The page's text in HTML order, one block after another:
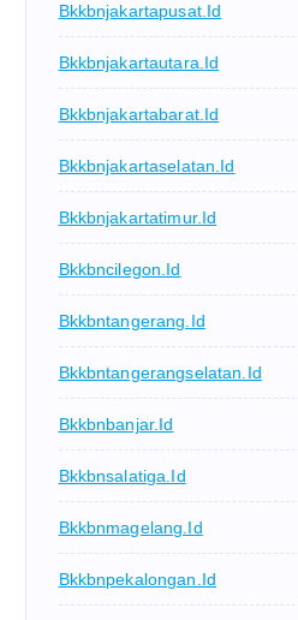
Bkkbnjakartapusat.id
Bkkbnjakartautara.id
Bkkbnjakartabarat.id
Bkkbnjakartaselatan.id
Bkkbnjakartatimur.id
Bkkbncilegon.id
Bkkbntangerang.id
Bkkbntangerangselatan.id
Bkkbnbanjar.id
Bkkbnsalatiga.id
Bkkbnmagelang.id
Bkkbnpekalongan.id